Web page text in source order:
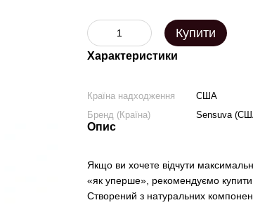
Купити
Характеристики
Країна надходження
США
Бренд (Країна)
Sensuva
Опис
Якщо ви хочете відчути
«як уперше», рекомендуємо
Створений з натуральних